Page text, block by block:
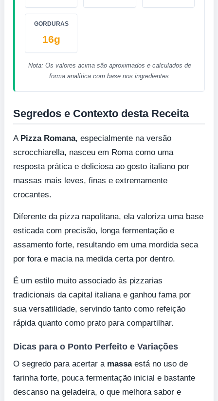
GORDURAS
16g
Nota: Os valores acima são aproximados e calculados de
forma analítica com base nos ingredientes.
Segredos e Contexto desta Receita
A Pizza Romana, especialmente na versão
scrocchiarella, nasceu em Roma como uma
resposta prática e deliciosa ao gosto italiano por
massas mais leves, finas e extremamente
crocantes.
Diferente da pizza napolitana, ela valoriza uma base
esticada com precisão, longa fermentação e
assamento forte, resultando em uma mordida seca
por fora e macia na medida certa por dentro.
É um estilo muito associado às pizzarias
tradicionais da capital italiana e ganhou fama por
sua versatilidade, servindo tanto como refeição
rápida quanto como prato para compartilhar.
Dicas para o Ponto Perfeito e Variações
O segredo para acertar a massaestá no uso de
farinha forte, pouca fermentação inicial e bastante
descanso na geladeira, o que melhora sabor e